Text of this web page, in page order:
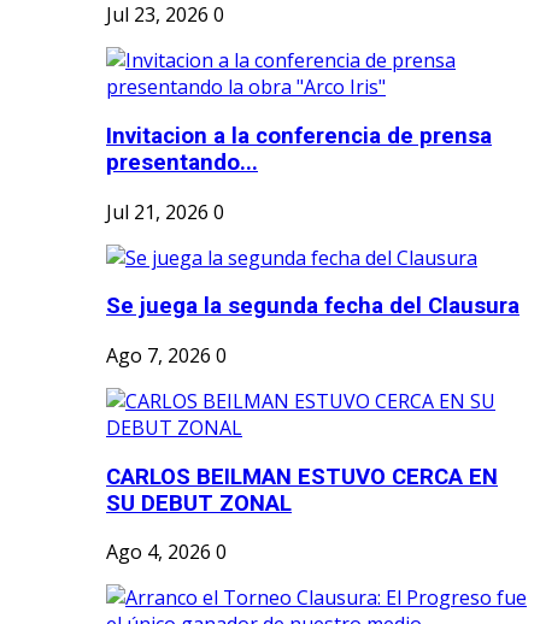
Jul 23, 2026 0
Invitacion a la conferencia de prensa
presentando...
Jul 21, 2026 0
Se juega la segunda fecha del Clausura
Ago 7, 2026 0
CARLOS BEILMAN ESTUVO CERCA EN
SU DEBUT ZONAL
Ago 4, 2026 0